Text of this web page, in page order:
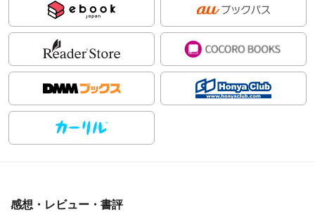
感想・レビュー・書評